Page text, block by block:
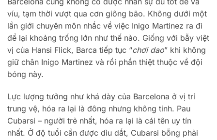
víu, tạm thời vượt qua cơn giông bão. Không dưới một
lần giới chuyên môn nhắc về việc Inigo Martinez ra đi
để lại khoảng trống lớn như thế nào. Giống với bẫy việt
vị của Hansi Flick, Barca tiếp tục “chơi dao” khi không
giữ chân Inigo Martinez và rồi phần thiệt thuộc về đội
bóng này.
Lực lượng tưởng như khá dày của Barcelona ở vị trí
trung vệ, hóa ra lại là đông nhưng không tinh. Pau
Cubarsi – người trẻ nhất, hóa ra lại là cái tên uy tín
nhất. Ở độ tuổi cần được dìu dắt, Cubarsi bỗng phải